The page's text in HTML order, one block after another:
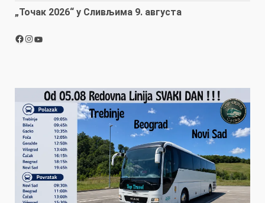
„Точак 2026“ у Сливљима 9. августа
Facebook
Instagram
YouTube